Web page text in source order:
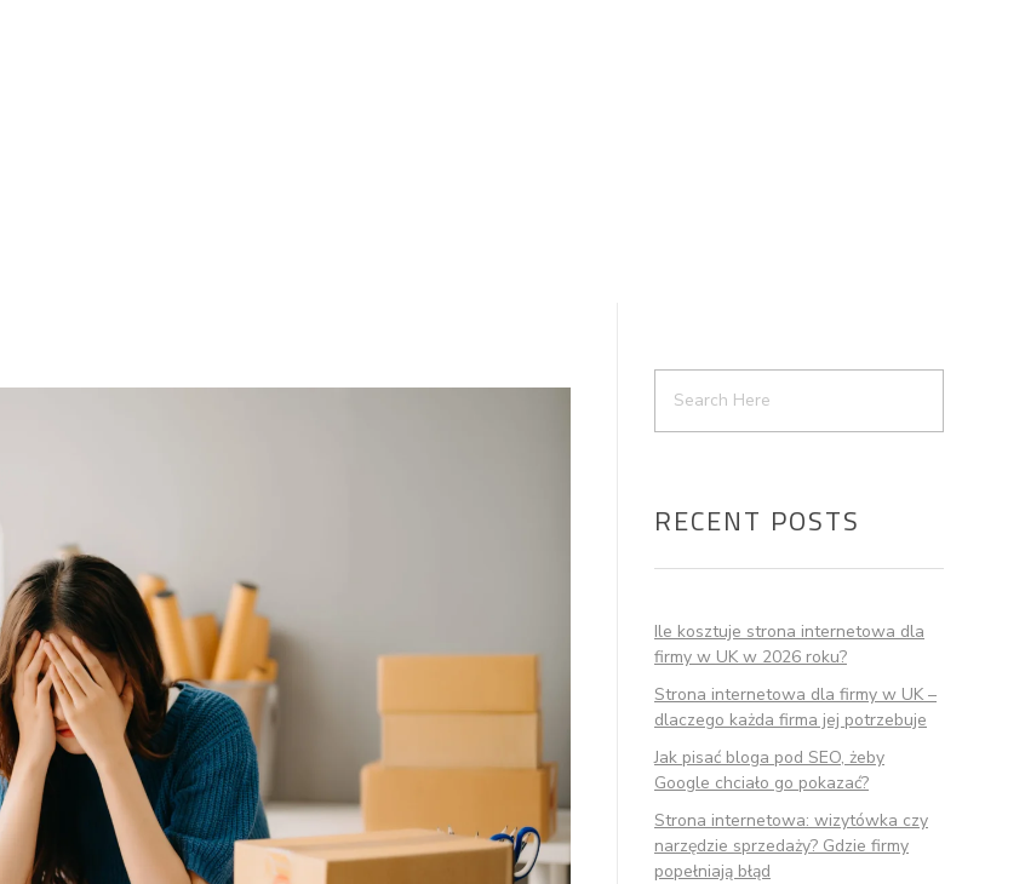
RECENT POSTS
Ile kosztuje strona internetowa dla
firmy w UK w 2026 roku?
Strona internetowa dla firmy w UK –
dlaczego każda firma jej potrzebuje
Jak pisać bloga pod SEO, żeby
Google chciało go pokazać?
Strona internetowa: wizytówka czy
narzędzie sprzedaży? Gdzie firmy
popełniają błąd